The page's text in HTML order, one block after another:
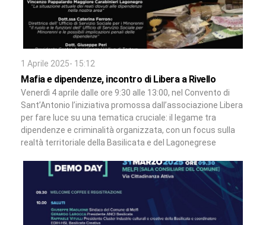
1 Aprile 2025- 15:12
Mafia e dipendenze, incontro di Libera a Rivello
Venerdì 4 aprile dalle ore 9:30 alle 13:00, nel Convento di
Sant’Antonio l’iniziativa promossa dall’associazione Libera
per fare luce su una tematica cruciale: il legame tra
dipendenze e criminalità organizzata, con un focus sulla
realtà territoriale della Basilicata e del Lagonegrese